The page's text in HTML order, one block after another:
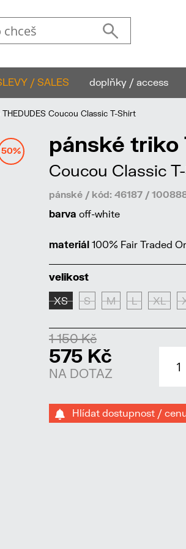
/ SALES doplňky / access
Coucou Classic T-Shirt
50% pánské triko
Coucou Classic
pánské / kód: 46187 /
barva off-white
materiál 100% Fair Traded
velikost
XS S M L XL
1 150 Kč
575 Kč
NA DOTAZ
Hlídat dostupnost /